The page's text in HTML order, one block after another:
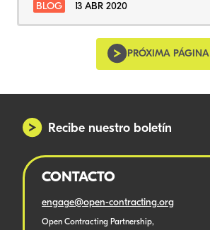
BLOG 13 ABR 2020
PRÓXIMA PÁGINA
Recibe nuestro boletín
CONTACTO
engage@open-contracting.org
Open Contracting Partnership,